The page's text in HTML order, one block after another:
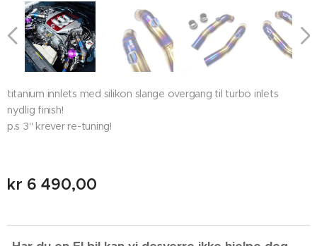
titanium innlets med silikon slange overgang til turbo inlets
nydlig finish!
p.s 3" krever re-tuning!
kr 6 490,00